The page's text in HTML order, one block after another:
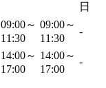
日
09:00～
11:30
09:00～
11:30
-
14:00～
17:00
14:00～
17:00
-